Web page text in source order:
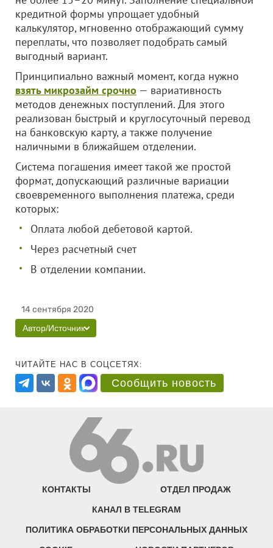
кредитной формы упрощает удобный
калькулятор, мгновенно отображающий сумму
переплаты, что позволяет подобрать самый
выгодный вариант.
Принципиально важный момент, когда нужно
взять микрозайм срочно — вариативность
методов денежных поступлений. Для этого
реализован быстрый и круглосуточный перевод
на банковскую карту, а также получение
наличными в ближайшем отделении.
Система погашения имеет такой же простой
формат, допускающий различные вариации
своевременного выполнения платежа, среди
которых:
Оплата любой дебетовой картой.
Через расчетный счет
В отделении компании.
14 сентября 2020
Автор/Источник
ЧИТАЙТЕ НАС В СОЦСЕТЯХ:
Сообщить новость
КОНТАКТЫ ОТДЕЛ ПРОДАЖ
КАНАЛ В TELEGRAM
ПОЛИТИКА ОБРАБОТКИ ПЕРСОНАЛЬНЫХ ДАННЫХ